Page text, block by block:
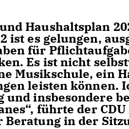
Haushaltsplan
ist es gelungen,
für
Es ist nicht
Musikschule, ein
leisten können.
und insbesondere
führte der
in der